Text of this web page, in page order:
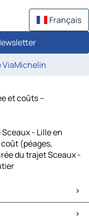
Français
ViaMichelin
et coûts –
- Lille en
(péages,
du trajet Sceaux -